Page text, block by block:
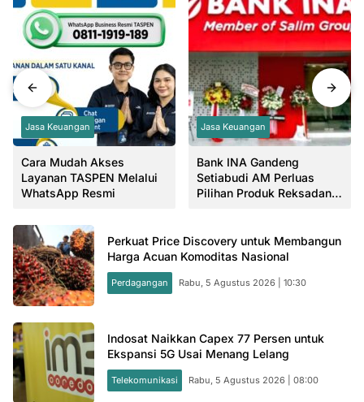
Jasa Keuangan
Cara Mudah Akses
Layanan TASPEN Melalui
WhatsApp Resmi
Jasa Keuangan
Bank INA Gandeng
Setiabudi AM Perluas
Pilihan Produk Reksadana
Perkuat Price Discovery untuk Membangun
Harga Acuan Komoditas Nasional
Perdagangan Rabu, 5 Agustus 2026 | 10:30
Indosat Naikkan Capex 77 Persen untuk
Ekspansi 5G Usai Menang Lelang
Telekomunikasi Rabu, 5 Agustus 2026 | 08:00